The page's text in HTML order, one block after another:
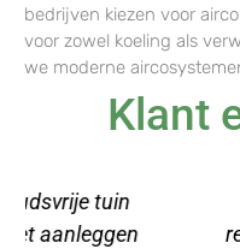
bedrijven kiezen voor
voor zowel koeling als
we moderne
Klant
Een stuk
relaxruimte op